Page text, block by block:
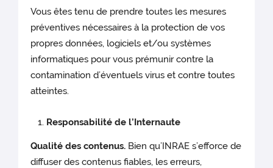
Vous êtes tenu de prendre toutes les mesures
préventives nécessaires à la protection de vos
propres données, logiciels et/ou systèmes
informatiques pour vous prémunir contre la
contamination d’éventuels virus et contre toutes
atteintes.
Responsabilité de l’Internaute
Qualité des contenus. Bien qu’INRAE s’efforce de
diffuser des contenus fiables, les erreurs,